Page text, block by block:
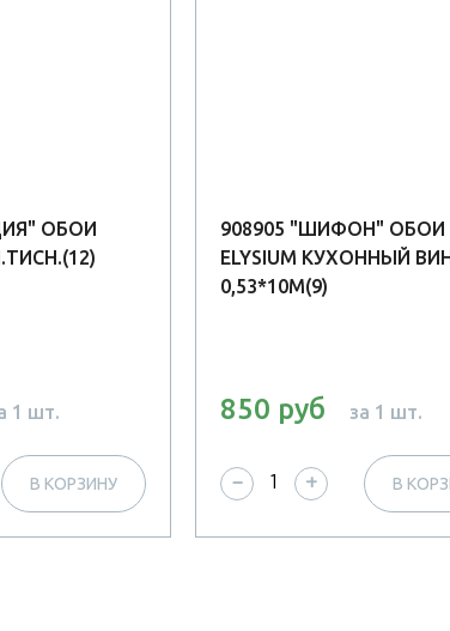
ОБОИ
1 шт.
В КОРЗИНУ
908905 "ШИФОН" ОБОИ
ELYSIUM КУХОННЫЙ
0,53*10М(9)
850 руб за 1 шт.
− + В